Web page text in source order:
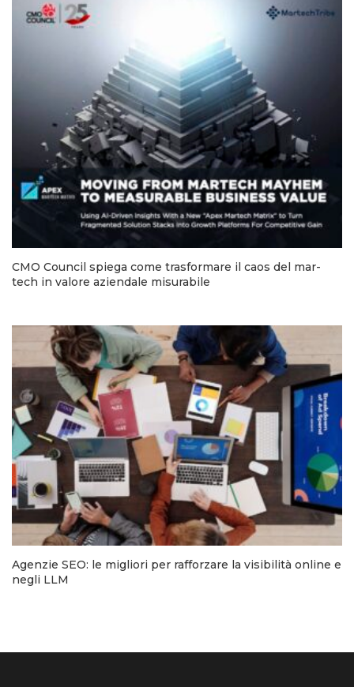
CMO Council spiega come trasformare il caos del mar-
tech in valore aziendale misurabile
Agenzie SEO: le migliori per rafforzare la visibilità online e
negli LLM